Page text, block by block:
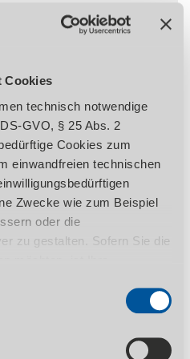
Cookies
technisch notwendige
GVO, § 25 Abs. 2
Cookies zum
einwandfreien technischen
Zwecke wie zum Beispiel
oder die
zu gestalten. Sofern Sie die
Einwilligung können
Consent-Banners mit
Nähere Informationen
die damit in Verbindung
verstellbar
versetzbar für
Einstellung der
mittels Manometer
Bi-Metall-
einstellbar